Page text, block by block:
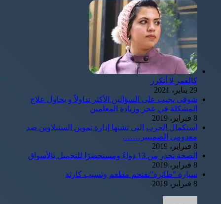
كالعمر لا أتكرر
29 يناير، 2021
شوقى يجيب على السؤالين الأكثر تداولاً و يحاول علاج
المشكلة في عجز وزيادة المعلمين
8 فبراير، 2019
استكمال الحرب التى تشنها إدارة تموين السنبلاوين ضد
معدومى الضمييير…….
8 فبراير، 2019
الصحة تحذر من 13 دواءً ومستحضرًا للتجميل بالأسواق
8 فبراير، 2019
سيارة "طائرة"تقتحم مطعم وتسبب كارثة
8 فبراير، 2019